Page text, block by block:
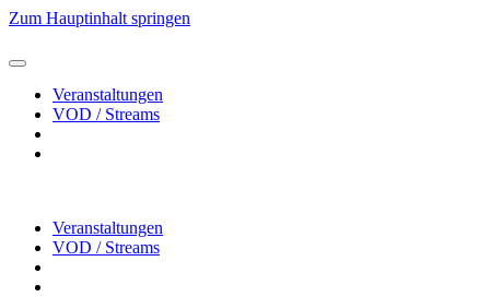
Zum Hauptinhalt springen
Veranstaltungen
VOD / Streams
Veranstaltungen
VOD / Streams